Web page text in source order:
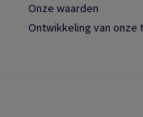
Onze waarden
Ontwikkeling van onze